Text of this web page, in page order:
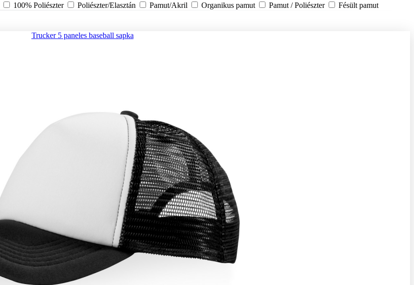
100% Poliészter Poliészter/Elasztán Pamut/Akril Organikus pamut Pamut / Poliészter Fésült pamut
Trucker 5 paneles baseball sapka